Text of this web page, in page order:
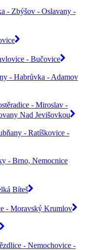
- Zbýšov - Oslavany -
- Bučovice
- Habrůvka - Adamov
- Miroslav -
Nad Jevišovkou
- Ratíškovice -
- Brno, Nemocnice
Bíteš
- Moravský Krumlov
- Nemochovice -